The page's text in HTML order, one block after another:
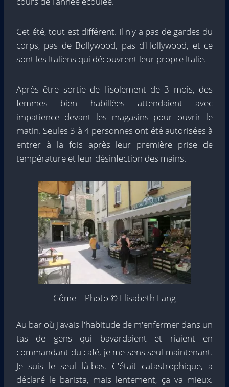
Cet été, tout est différent. Il n'y a pas de gardes du
corps, pas de Bollywood, pas d'Hollywood, et ce
sont les Italiens qui découvrent leur propre Italie.
Après être sortie de l'isolement de 3 mois, des
femmes bien habillées attendaient avec
impatience devant les magasins pour ouvrir le
matin. Seules 3 à 4 personnes ont été autorisées à
entrer à la fois après leur première prise de
température et leur désinfection des mains.
Côme – Photo © Elisabeth Lang
Au bar où j'avais l'habitude de m'enfermer dans un
tas de gens qui bavardaient et riaient en
commandant du café, je me sens seul maintenant.
Je suis le seul là-bas. C'était catastrophique, a
déclaré le barista, mais lentement, ça va mieux.